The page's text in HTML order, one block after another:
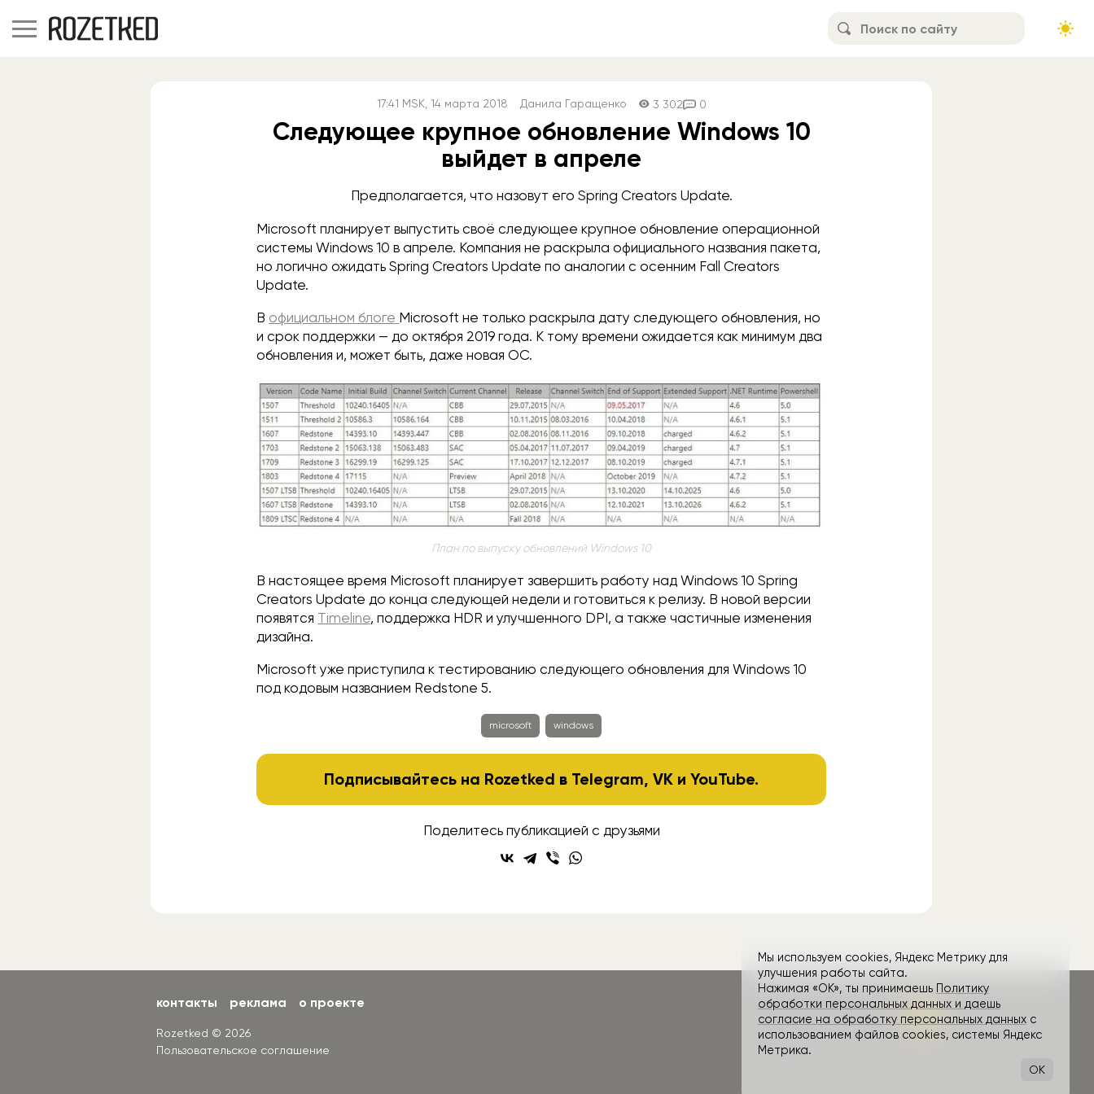
17:41 MSK, 14 марта 2018 Данила Гаращенко 3 302 0
Следующее крупное обновление Windows 10
выйдет в апреле
Предполагается, что назовут его Spring Creators Update.
Microsoft планирует выпустить своё следующее крупное обновление операционной
системы Windows 10 в апреле. Компания не раскрыла официального названия пакета,
но логично ожидать Spring Creators Update по аналогии с осенним Fall Creators
Update.
В официальном блоге Microsoft не только раскрыла дату следующего обновления, но
и срок поддержки — до октября 2019 года. К тому времени ожидается как минимум два
обновления и, может быть, даже новая ОС.
План по выпуску обновлений Windows 10
В настоящее время Microsoft планирует завершить работу над Windows 10 Spring
Creators Update до конца следующей недели и готовиться к релизу. В новой версии
появятся Timeline, поддержка HDR и улучшенного DPI, а также частичные изменения
дизайна.
Microsoft уже приступила к тестированию следующего обновления для Windows 10
под кодовым названием Redstone 5.
microsoft windows
Подписывайтесь на Rozetked в Telegram,VK иYouTube.
Поделитесь публикацией с друзьями
контакты реклама о проекте
Rozetked © 2026
Пользовательское соглашение
Мы используем cookies, Яндекс Метрику для
улучшения работы сайта.
Нажимая «ОК», ты принимаешь Политику
обработки персональных данных и даешь
согласие на обработку персональных данныхс
использованием файлов cookies, системы Яндекс
Метрика.
OK